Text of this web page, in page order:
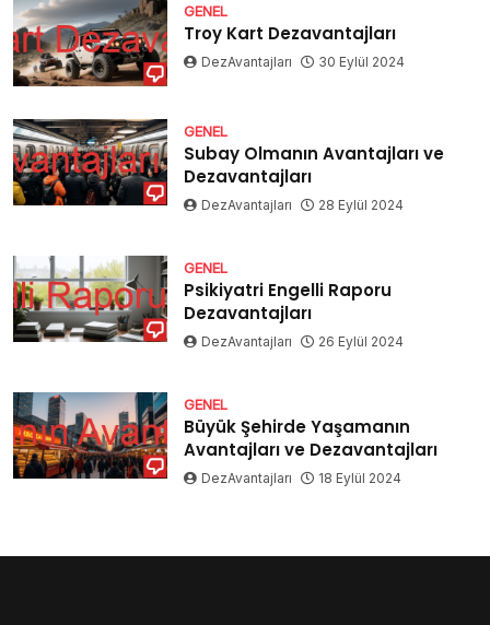
GENEL
Troy Kart Dezavantajları
DezAvantajları 30 Eylül 2024
GENEL
Subay Olmanın Avantajları ve
Dezavantajları
DezAvantajları 28 Eylül 2024
GENEL
Psikiyatri Engelli Raporu
Dezavantajları
DezAvantajları 26 Eylül 2024
GENEL
Büyük Şehirde Yaşamanın
Avantajları ve Dezavantajları
DezAvantajları 18 Eylül 2024